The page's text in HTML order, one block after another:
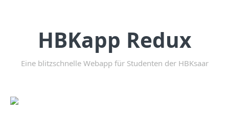
HBKapp Redux
Eine blitzschnelle Webapp für Studenten der HBKsaar